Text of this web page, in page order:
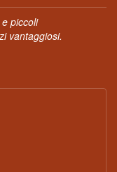
piccoli
vantaggiosi.